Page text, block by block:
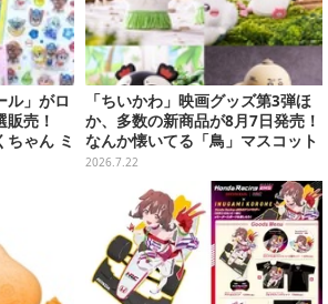
ル」がロ
売！
ちゃん ミ
ップ
「ちいかわ」映画グッズ第3弾ほ
か、多数の新商品が8月7日発売！
なんか懐いてる「鳥」マスコット
や場面写アイテムなど必見のライ
2026.7.22